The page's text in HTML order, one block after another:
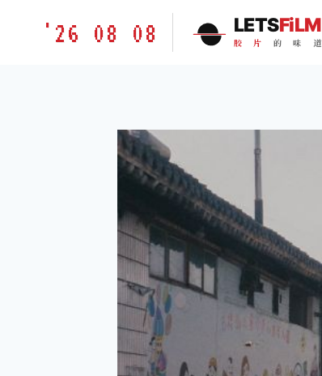
胶'26 08 08 LETSFiLM
胶 片 的 味 道